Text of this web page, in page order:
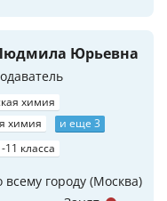
Юрьевна
химия
химия
и еще 3
класса
городу (Москва)